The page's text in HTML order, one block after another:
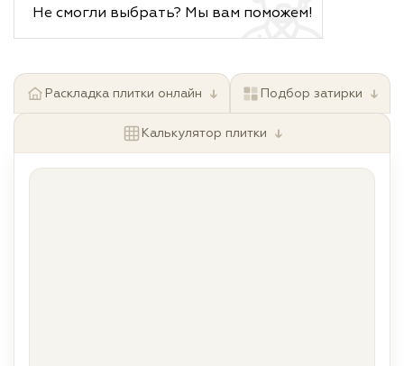
Не смогли выбрать? Мы вам поможем!
Раскладка плитки онлайн ↓ Подбор затирки ↓
Калькулятор плитки ↓